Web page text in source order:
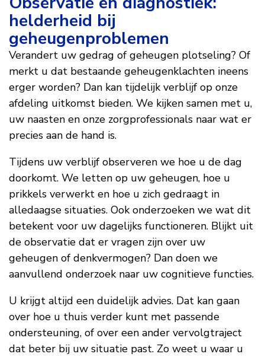
helderheid bij
geheugenproblemen
Verandert uw gedrag of geheugen plotseling? Of
merkt u dat bestaande geheugenklachten ineens
erger worden? Dan kan tijdelijk verblijf op onze
afdeling uitkomst bieden. We kijken samen met u,
uw naasten en onze zorgprofessionals naar wat er
precies aan de hand is.
Tijdens uw verblijf observeren we hoe u de dag
doorkomt. We letten op uw geheugen, hoe u
prikkels verwerkt en hoe u zich gedraagt in
alledaagse situaties. Ook onderzoeken we wat dit
betekent voor uw dagelijks functioneren. Blijkt uit
de observatie dat er vragen zijn over uw
geheugen of denkvermogen? Dan doen we
aanvullend onderzoek naar uw cognitieve functies.
U krijgt altijd een duidelijk advies. Dat kan gaan
over hoe u thuis verder kunt met passende
ondersteuning, of over een ander vervolgtraject
dat beter bij uw situatie past. Zo weet u waar u